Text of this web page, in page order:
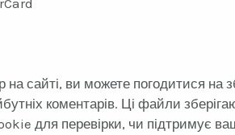
сайті, ви можете погодитися на
коментарів. Ці файли
для перевірки, чи підтримує